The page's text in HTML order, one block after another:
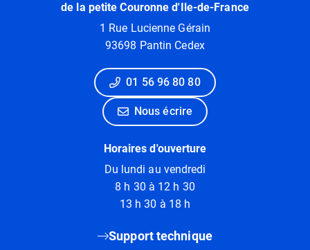
de la petite Couronne d'Ile-de-France
1 Rue Lucienne Gérain
93698 Pantin Cedex
01 56 96 80 80
Nous écrire
Horaires d'ouverture
Du lundi au vendredi
8 h 30 à 12 h 30
13 h 30 à 18 h
Support technique